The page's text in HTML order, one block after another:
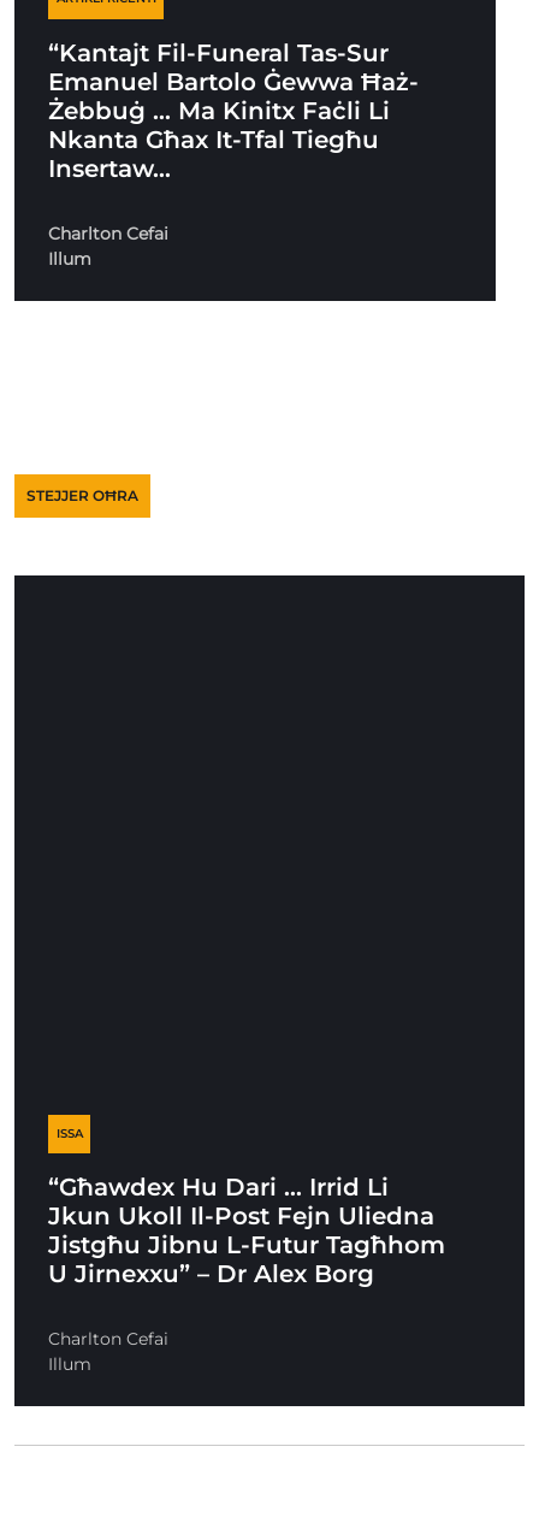
“Kantajt Fil-Funeral Tas-Sur
Emanuel Bartolo Ġewwa Ħaż-
Żebbuġ … Ma Kinitx Faċli Li
Nkanta Għax It-Tfal Tiegħu
Insertaw…
Charlton Cefai
Illum
STEJJER OĦRA
ISSA
“Għawdex Hu Dari … Irrid Li
Jkun Ukoll Il-Post Fejn Uliedna
Jistgħu Jibnu L-Futur Tagħhom
U Jirnexxu” – Dr Alex Borg
Charlton Cefai
Illum